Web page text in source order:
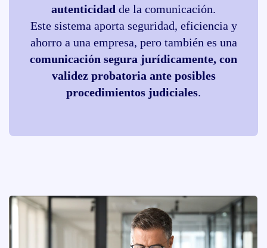
autenticidad de la comunicación.
Este sistema aporta seguridad, eficiencia y
ahorro a una empresa, pero también es una
comunicación segura jurídicamente, con
validez probatoria ante posibles
procedimientos judiciales.